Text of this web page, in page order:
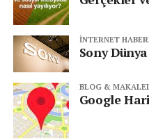
İNTERNET
Sony
BLOG &
Google